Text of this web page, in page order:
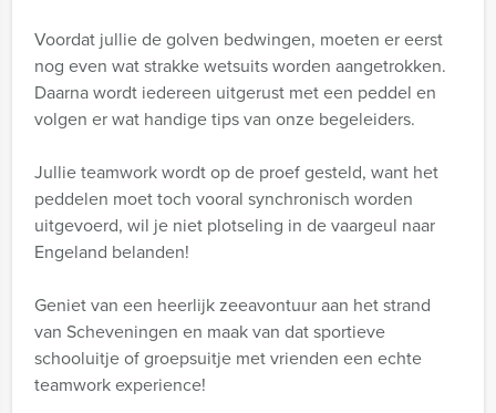
Voordat jullie de golven bedwingen, moeten er eerst
nog even wat strakke wetsuits worden aangetrokken.
Daarna wordt iedereen uitgerust met een peddel en
volgen er wat handige tips van onze begeleiders.
Jullie teamwork wordt op de proef gesteld, want het
peddelen moet toch vooral synchronisch worden
uitgevoerd, wil je niet plotseling in de vaargeul naar
Engeland belanden!
Geniet van een heerlijk zeeavontuur aan het strand
van Scheveningen en maak van dat sportieve
schooluitje of groepsuitje met vrienden een echte
teamwork experience!